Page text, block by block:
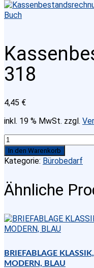
318
4,45 €
inkl. 19 % MwSt. zzgl.
Kassenbestandsrechnung
318
Menge
In den Warenkorb
Kategorie: Bürobedarf
Ähnliche
BRIEFABLAGE
MODERN, BLAU